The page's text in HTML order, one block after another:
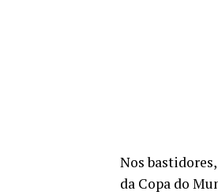
Nos
da Copa do